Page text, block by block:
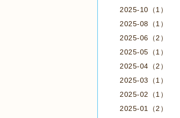
2025-10（1）
2025-08（1）
2025-06（2）
2025-05（1）
2025-04（2）
2025-03（1）
2025-02（1）
2025-01（2）